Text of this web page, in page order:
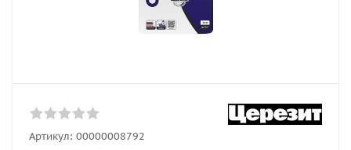
Артикул: 00000008792